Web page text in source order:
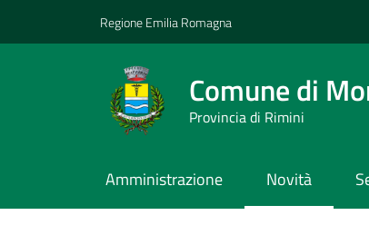
Regione Emilia Romagna
Comune di
Provincia di Rimini
Amministrazione Novità